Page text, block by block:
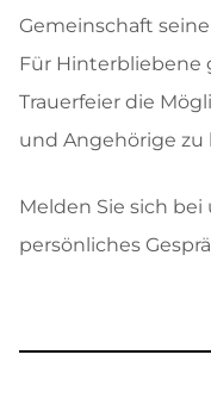
Gemeinschaft
Für Hinterbliebene
Trauerfeier die
und Angehörige zu
Melden Sie sich
persönliches